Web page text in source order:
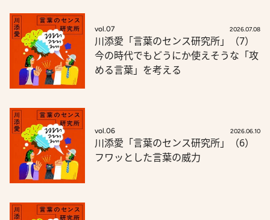
vol.07 2026.07.08
川添愛「言葉のセンス研究所」（7）
今の時代でもどうにか使えそうな「攻
める言葉」を考える
vol.06 2026.06.10
川添愛「言葉のセンス研究所」（6）
フワッとした言葉の威力